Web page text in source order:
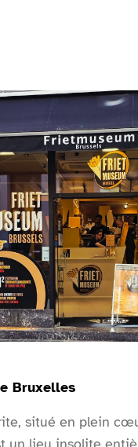
Bruxelles
situé en plein
Frite Bruxelles